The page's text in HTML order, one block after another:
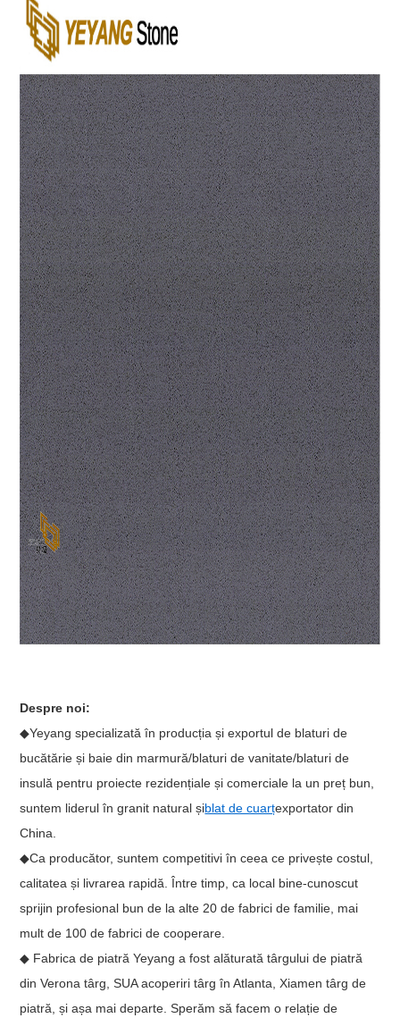
Despre noi:
◆Yeyang specializată în producția și exportul de blaturi de
bucătărie și baie din marmură/blaturi de vanitate/blaturi de
insulă pentru proiecte rezidențiale și comerciale la un preț bun,
suntem liderul în granit natural șiblat de cuarțexportator din
China.
◆Ca producător, suntem competitivi în ceea ce privește costul,
calitatea și livrarea rapidă. Între timp, ca local bine-cunoscut
sprijin profesional bun de la alte 20 de fabrici de familie, mai
mult de 100 de fabrici de cooperare.
◆ Fabrica de piatră Yeyang a fost alăturată târgului de piatră
din Verona târg, SUA acoperiri târg în Atlanta, Xiamen târg de
piatră, și așa mai departe. Sperăm să facem o relație de